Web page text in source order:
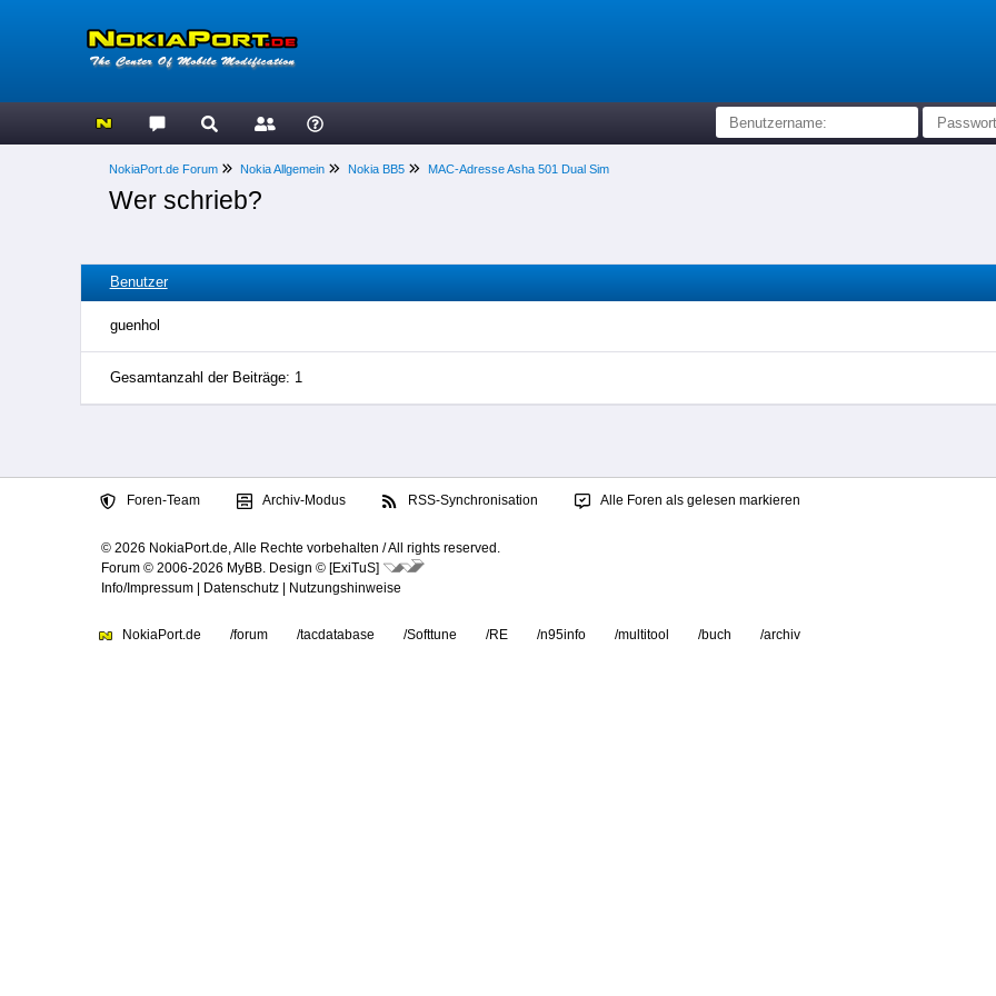
NokiaPort.de Forum Nokia Allgemein Nokia BB5 MAC-Adresse Asha 501 Dual Sim
Wer schrieb?
Benutzer
guenhol
Gesamtanzahl der Beiträge: 1
Foren-Team Archiv-Modus RSS-Synchronisation Alle Foren als gelesen markieren
© 2026 NokiaPort.de, Alle Rechte vorbehalten /All rights reserved.
Forum © 2006-2026 MyBB
Design © [ExiTuS]
Info/Impressum
Datenschutz Nutzungshinweise
NokiaPort.de /forum /tacdatabase /Softtune /RE /n95info /multitool /buch /archiv